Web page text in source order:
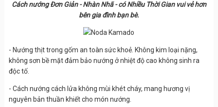
Cách nướng Đơn Giản - Nhàn Nhã - có Nhiều Thời Gian vui vẻ hơn
bên gia đình bạn bè.
- Nướng thịt trong gốm an toàn sức khoẻ. Không kim loại nặng,
không sơn bề mặt đảm bảo nướng ở nhiệt độ cao không sinh ra
độc tố.
- Cách nướng cách lửa không mùi khét cháy, mang hương vị
nguyên bản thuần khiết cho món nướng.